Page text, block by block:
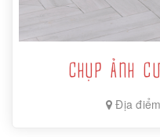
CHỤP ẢNH
Địa